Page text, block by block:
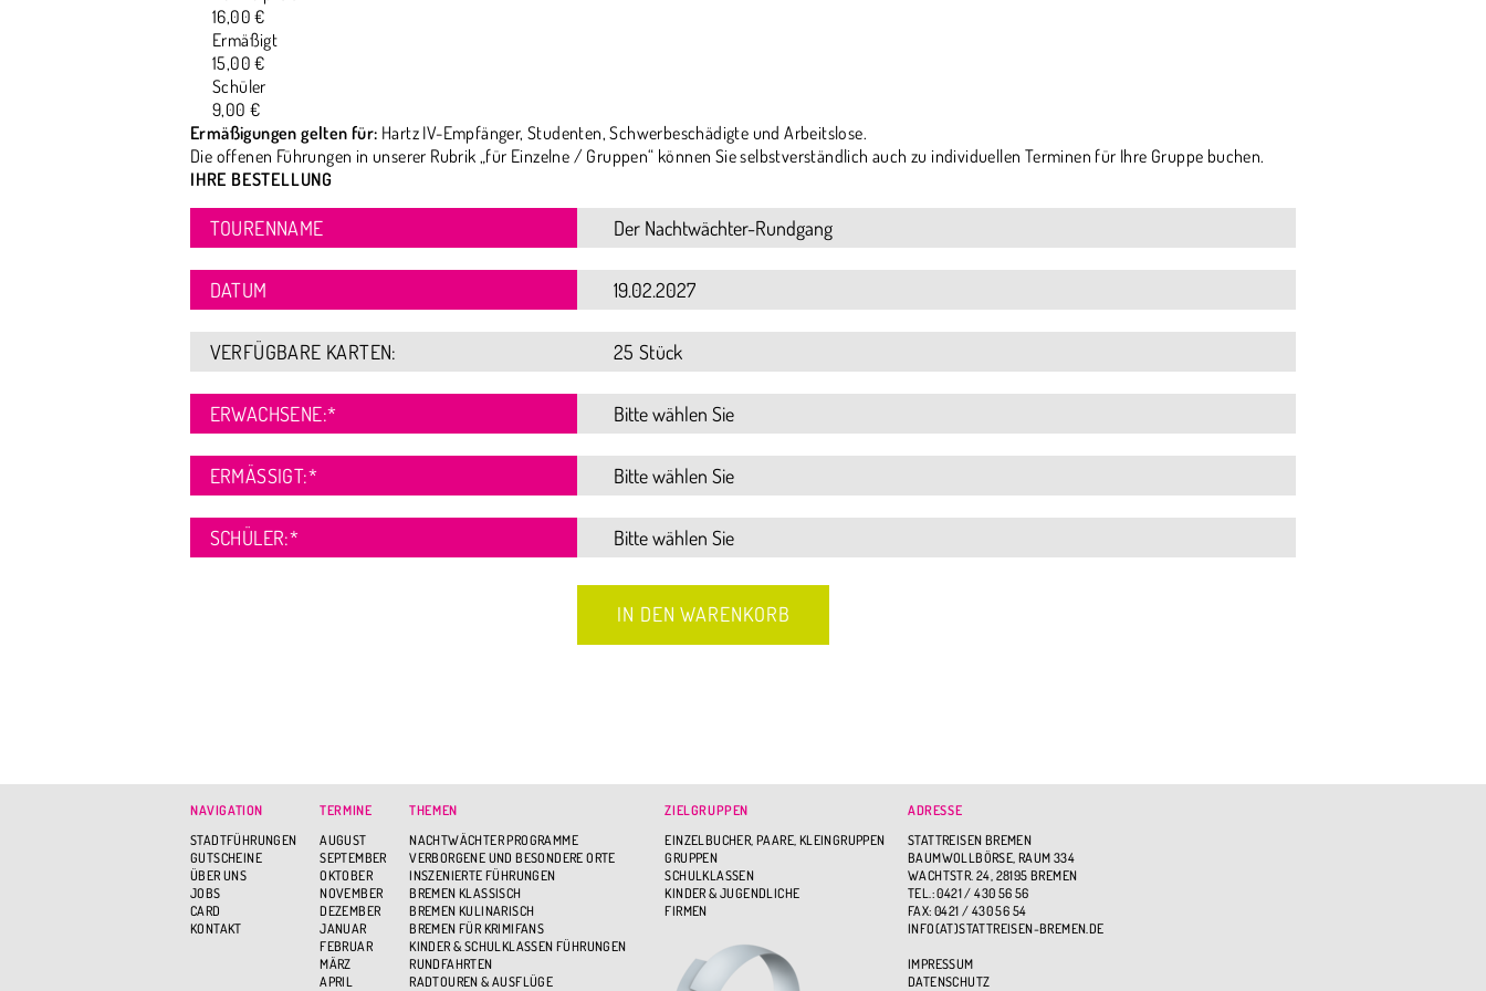
16,00 €
Ermäßigt
15,00 €
Schüler
9,00 €
Ermäßigungen gelten für: Hartz IV-Empfänger, Studenten, Schwerbeschädigte und Arbeitslose.
Die offenen Führungen in unserer Rubrik „für Einzelne / Gruppen“ können Sie selbstverständlich auch zu individuellen Terminen für Ihre Gruppe buchen.
IHRE BESTELLUNG
TOURENNAME
DATUM
VERFÜGBARE KARTEN: 25 Stück
ERWACHSENE:*
ERMÄSSIGT: *
SCHÜLER:*
NAVIGATION
STADTFÜHRUNGEN
GUTSCHEINE
ÜBER UNS
JOBS
CARD
KONTAKT
TERMINE
AUGUST
SEPTEMBER
OKTOBER
NOVEMBER
DEZEMBER
JANUAR
FEBRUAR
MÄRZ
APRIL
THEMEN
NACHTWÄCHTER PROGRAMME
VERBORGENE UND BESONDERE ORTE
INSZENIERTE FÜHRUNGEN
BREMEN KLASSISCH
BREMEN KULINARISCH
BREMEN FÜR KRIMIFANS
KINDER & SCHULKLASSEN FÜHRUNGEN
RUNDFAHRTEN
RADTOUREN & AUSFLÜGE
ZIELGRUPPEN
EINZELBUCHER, PAARE, KLEINGRUPPEN
GRUPPEN
SCHULKLASSEN
KINDER & JUGENDLICHE
FIRMEN
ADRESSE
STATTREISEN BREMEN
BAUMWOLLBÖRSE, RAUM 334
WACHTSTR. 24, 28195 BREMEN
TEL.: 0421 / 430 56 56
FAX: 0421 / 430 56 54
INFO(AT)STATTREISEN-BREMEN.DE
IMPRESSUM
DATENSCHUTZ